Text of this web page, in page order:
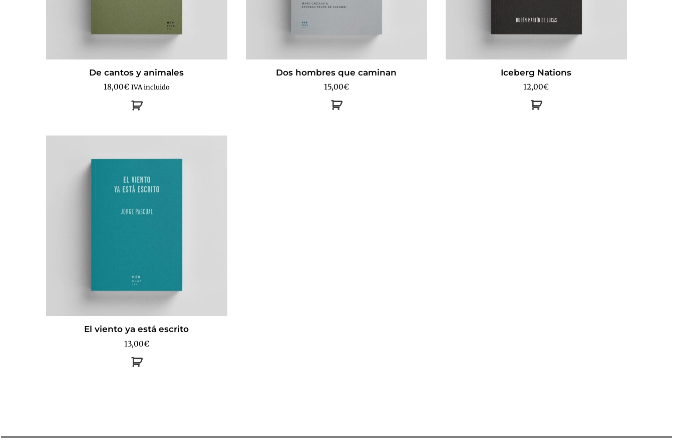
De cantos y animales
18,00€ IVA incluido
Dos hombres que caminan
15,00€
Iceberg Nations
12,00€
El viento ya está escrito
13,00€